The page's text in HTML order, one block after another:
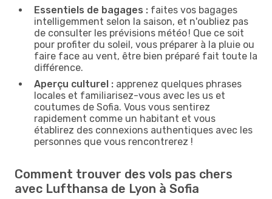
Essentiels de bagages : faites vos bagages
intelligemment selon la saison, et n'oubliez pas
de consulter les prévisions météo ! Que ce soit
pour profiter du soleil, vous préparer à la pluie ou
faire face au vent, être bien préparé fait toute la
différence.
Aperçu culturel : apprenez quelques phrases
locales et familiarisez-vous avec les us et
coutumes de Sofia. Vous vous sentirez
rapidement comme un habitant et vous
établirez des connexions authentiques avec les
personnes que vous rencontrerez !
Comment trouver des vols pas chers
avec Lufthansa de Lyon à Sofia